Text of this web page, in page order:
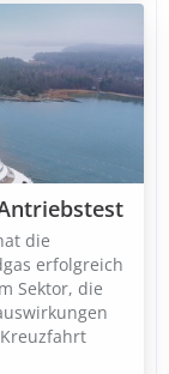
die
erfolgreich
Sektor, die